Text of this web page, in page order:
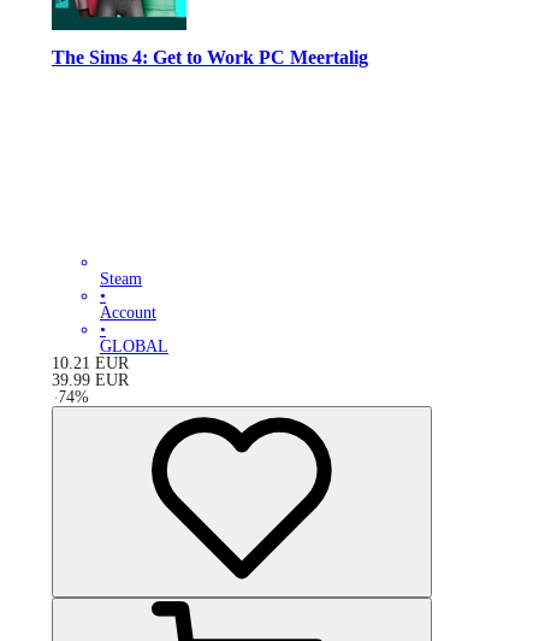
The Sims 4: Get to Work PC Meertalig
Steam
•
Account
•
GLOBAL
10.21 EUR
39.99 EUR
-74%